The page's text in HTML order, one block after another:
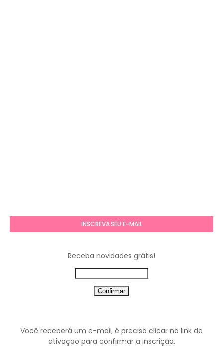
INSCREVA SEU E-MAIL
Receba novidades grátis!
Você receberá um e-mail, é preciso clicar no link de
ativação para confirmar a inscrição.